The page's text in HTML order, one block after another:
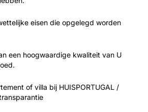
eisen die opgelegd worden
een hoogwaardige kwaliteit van U
of villa bij HUISPORTUGAL /